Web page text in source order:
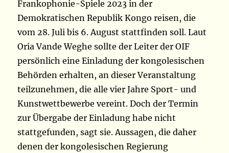
Frankophonie-Spiele 2023 in der
Demokratischen Republik Kongo reisen, die
vom 28. Juli bis 6. August stattfinden soll. Laut
Oria Vande Weghe sollte der Leiter der OIF
persönlich eine Einladung der kongolesischen
Behörden erhalten, an dieser Veranstaltung
teilzunehmen, die alle vier Jahre Sport- und
Kunstwettbewerbe vereint. Doch der Termin
zur Übergabe der Einladung habe nicht
stattgefunden, sagt sie. Aussagen, die daher
denen der kongolesischen Regierung